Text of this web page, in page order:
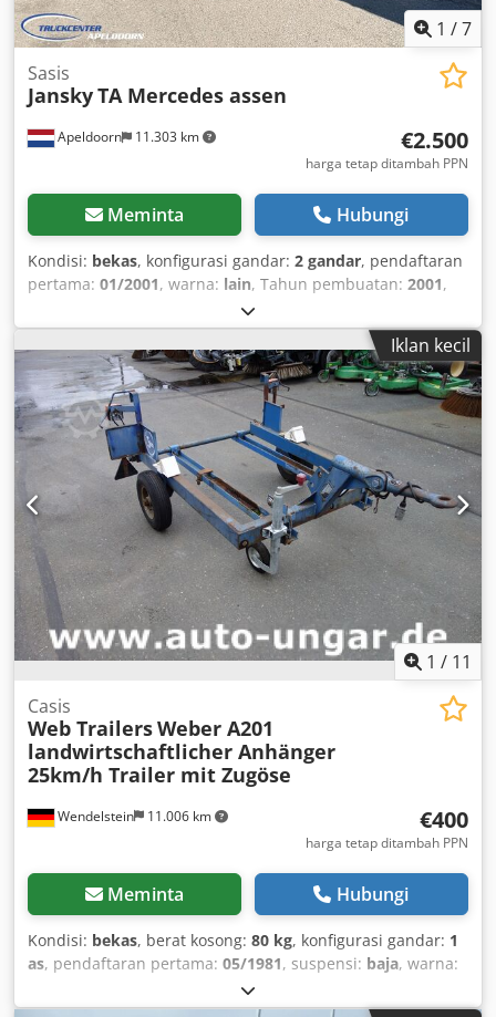
1 /7
Apeldoorn 11.303 km
Sasis
JanskyTA Mercedes assen
€2.500
harga tetap ditambah PPN
Meminta Hubungi
Kondisi: bekas, konfigurasi gandar: 2 gandar, pendaftaran
pertama: 01/2001, warna: lain, Tahun pembuatan: 2001,
Iklan kecil
1 / 11
Wendelstein 11.006 km
Casis
Web TrailersWeber A201
landwirtschaftlicher Anhänger
25km/h Trailer mit Zugöse
€400
harga tetap ditambah PPN
Meminta Hubungi
Kondisi: bekas, berat kosong: 80 kg, konfigurasi gandar: 1
as, pendaftaran pertama: 05/1981, suspensi: baja, warna:
1981,